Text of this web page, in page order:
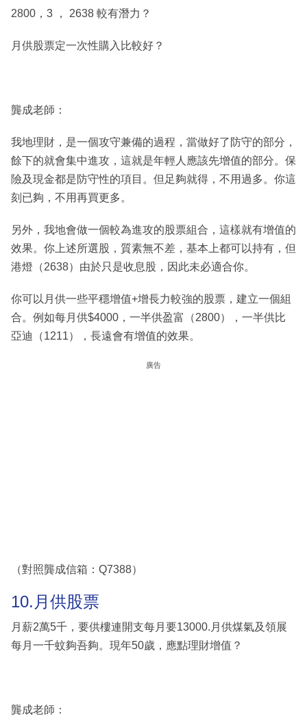
2800，3 ， 2638 較有潛力？
月供股票定一次性購入比較好？
龔成老師：
我地理財，是一個攻守兼備的過程，當做好了防守的部分，
餘下的就會集中進攻，這就是年輕人應該先增值的部分。保
險及現金都是防守性的項目。但足夠就得，不用過多。你這
刻已夠，不用再買更多。
另外，我地會做一個較為進攻的股票組合，這樣就有增值的
效果。你上述所選股，質素無不差，基本上都可以持有，但
港燈（2638）由於只是收息股，因此未必適合你。
你可以月供一些平穩增值+增長力較強的股票，建立一個組
合。例如每月供$4000，一半供盈富（2800），一半供比
亞迪（1211），長遠會有增值的效果。
廣告
（對照龔成信箱：Q7388）
10.月供股票
月薪2萬5千，要供樓連開支每月要13000.月供煤氣及領展
每月一千蚊夠吾夠。現年50歲，應點理財增值？
龔成老師：